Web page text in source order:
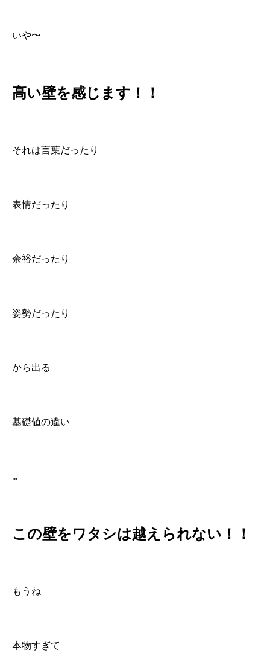
いや〜
高い壁を感じます！！
それは言葉だったり
表情だったり
余裕だったり
姿勢だったり
から出る
基礎値の違い
...
この壁をワタシは越えられない！！
もうね
本物すぎて